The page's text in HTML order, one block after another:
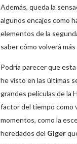
Además, queda la
algunos encajes como
elementos de la
saber cómo volverá
Podría parecer que
he visto en las últimas
grandes películas de la
factor del tiempo como
momentos, como la
heredados del Giger